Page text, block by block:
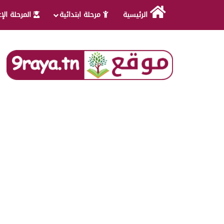
الرئيسية مرحلة ابتدائية المرحلة